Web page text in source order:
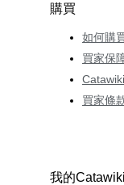
購買
如何購
買家保
買家條
我的Catawiki